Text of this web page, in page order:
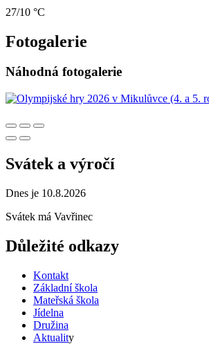
27/10 °C
Fotogalerie
Náhodná fotogalerie
Svátek a výročí
Dnes je 10.8.2026
Svátek má Vavřinec
Důležité odkazy
Kontakt
Základní škola
Mateřská škola
Jídelna
Družina
Aktuality